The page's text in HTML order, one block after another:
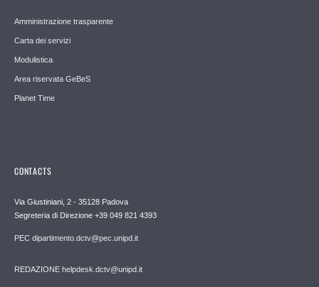
Amministrazione trasparente
Carta dei servizi
Modulistica
Area riservata GeBeS
Planet Time
CONTACTS
Via Giustiniani, 2 - 35128 Padova
Segreteria di Direzione +39 049 821 4393
PEC dipartimento.dctv@pec.unipd.it
REDAZIONE helpdesk.dctv@unipd.it